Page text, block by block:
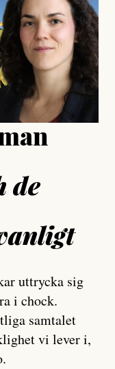
de
uttrycka sig
i chock.
samtalet
vi lever i,